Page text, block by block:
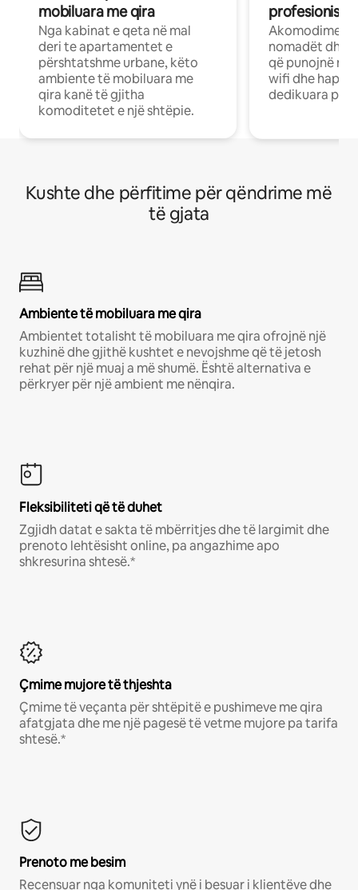
mobiluara me qira
Nga kabinat e qeta në mal
deri te apartamentet e
përshtatshme urbane, këto
ambiente të mobiluara me
qira kanë të gjitha
komoditetet e një shtëpie.
Akomodime
nomadët dhe
që punojnë në
wifi dhe
dedikuara
Kushte dhe përfitime për qëndrime më
të gjata
Ambiente të mobiluara me qira
Ambientet totalisht të mobiluara me qira ofrojnë një
kuzhinë dhe gjithë kushtet e nevojshme që të jetosh
rehat për një muaj a më shumë. Është alternativa e
përkryer për një ambient me nënqira.
Fleksibiliteti që të duhet
Zgjidh datat e sakta të mbërritjes dhe të largimit dhe
prenoto lehtësisht online, pa angazhime apo
shkresurina shtesë.*
Çmime mujore të thjeshta
Çmime të veçanta për shtëpitë e pushimeve me qira
afatgjata dhe me një pagesë të vetme mujore pa tarifa
shtesë.*
Prenoto me besim
Recensuar nga komuniteti ynë i besuar i klientëve dhe